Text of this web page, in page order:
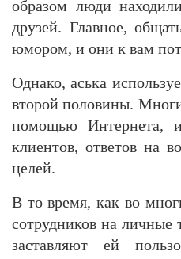
образом люди
друзей. Главное,
юмором, и они к вам
Однако, аська
второй половины.
помощью Интернета,
клиентов, ответов на
целей.
В то время, как во
сотрудников на личные
заставляют ей